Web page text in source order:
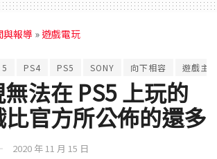
與報導 »遊戲電玩
PS4 PS5 SONY 向下相容 遊戲主
法在 PS5 上玩的
比官方所公佈的還多
2020 年 11 月 15 日